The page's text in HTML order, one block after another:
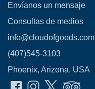
Envíanos un mensaje
Consultas de medios
info@cloudofgoods.com
(407)545-3103
Phoenix, Arizona, USA